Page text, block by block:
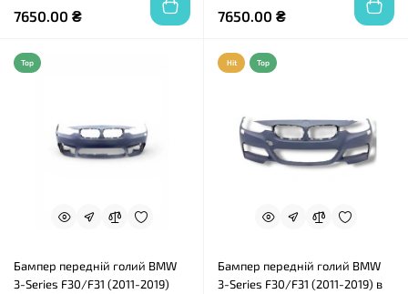
7650.00 ₴ 7650.00 ₴
Top
Бампер передній голий BMW
3-Series F30/F31 (2011-2019)
Hit Top
Бампер передній голий BMW
3-Series F30/F31 (2011-2019) в